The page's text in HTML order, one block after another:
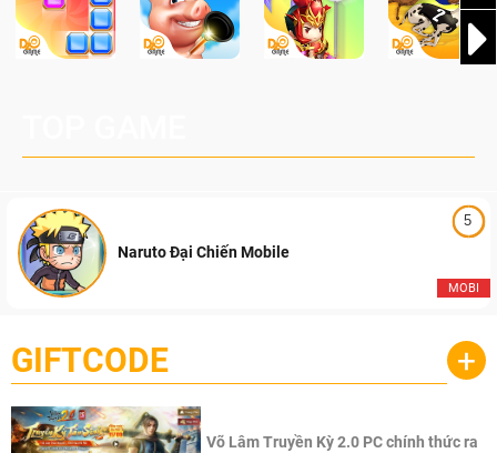
5
MOBI
Naruto Đại Chiến Mobile
GIFTCODE +
Võ Lâm Truyền Kỳ 2.0 PC chính thức ra